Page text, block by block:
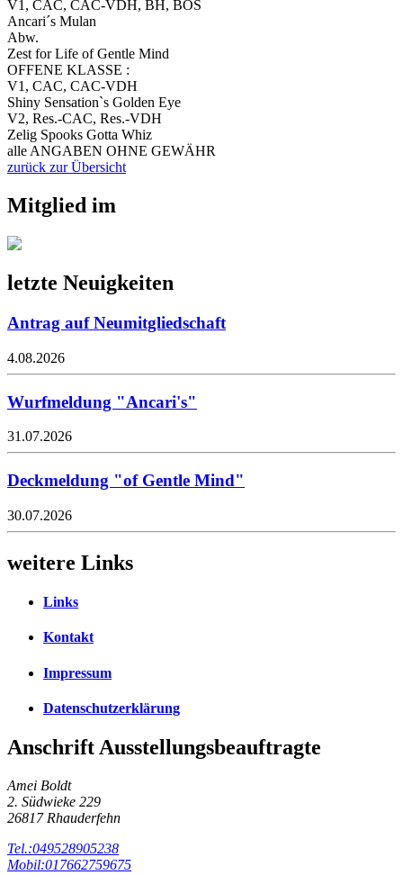
V1, CAC, CAC-VDH, BH, BOS
Ancari´s Mulan
Abw.
Zest for Life of Gentle Mind
OFFENE KLASSE :
V1, CAC, CAC-VDH
Shiny Sensation`s Golden Eye
V2, Res.-CAC, Res.-VDH
Zelig Spooks Gotta Whiz
alle ANGABEN OHNE GEWÄHR
zurück zur Übersicht
Mitglied im
letzte Neuigkeiten
Antrag auf Neumitgliedschaft
4.08.2026
Wurfmeldung "Ancari's"
31.07.2026
Deckmeldung "of Gentle Mind"
30.07.2026
weitere Links
Links
Kontakt
Impressum
Datenschutzerklärung
Anschrift Ausstellungsbeauftragte
Amei Boldt
2. Südwieke 229
26817 Rhauderfehn
Tel.:049528905238
Mobil:017662759675